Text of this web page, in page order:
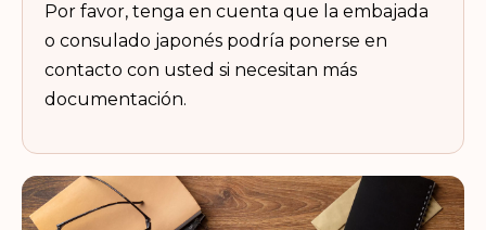
Por favor, tenga en cuenta que la embajada
o consulado japonés podría ponerse en
contacto con usted si necesitan más
documentación.